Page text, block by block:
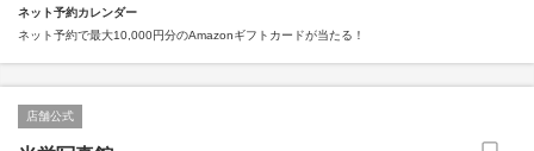
ネット予約カレンダー
ネット予約で最大10,000円分のAmazonギフトカードが当たる！
店舗公式